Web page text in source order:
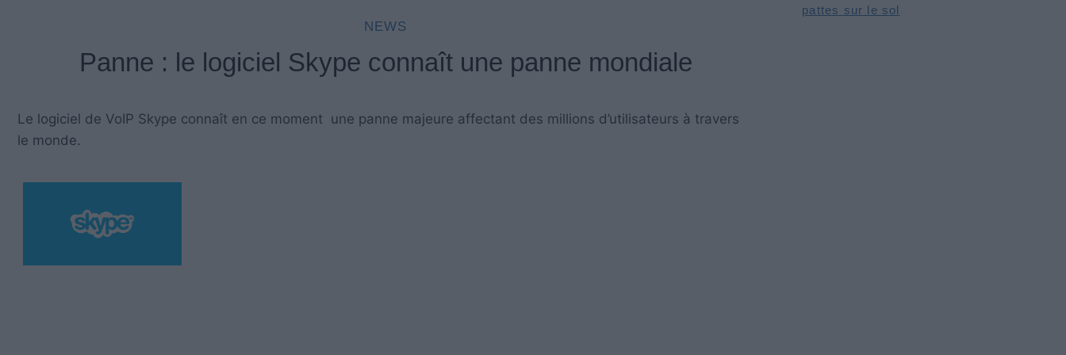
NEWS
Panne : le logiciel Skype connaît une panne mondiale
Le logiciel de VoIP Skype connaît en ce moment une panne majeure affectant des millions d’utilisateurs à travers
le monde.
pattes sur le sol